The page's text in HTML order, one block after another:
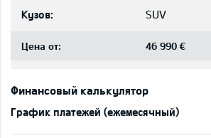
Кузов: SUV
Цена от: 46 990 €
Финансовый калькулятор
График платежей (ежемесячный)